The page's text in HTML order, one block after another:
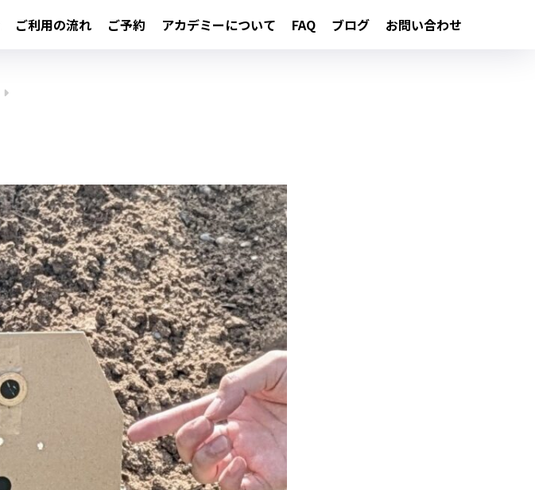
ご利用の流れ ご予約 アカデミーについて FAQ ブログ お問い合わせ